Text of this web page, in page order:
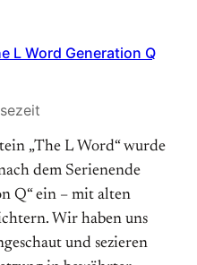
L Word Generation Q
„The L Word“ wurde
dem Serienende
Q“ ein – mit alten
Wir haben uns
und sezieren